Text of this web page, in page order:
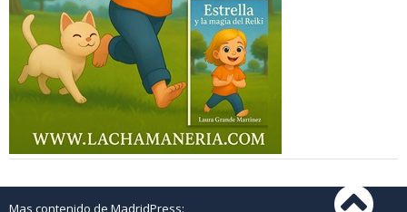
Mas contenido de MadridPress: